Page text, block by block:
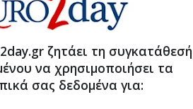
από τον Β' Παγκόσμιο
χώρας
των νοικοκυριών
ζητάει τη συγκατάθεσή
να χρησιμοποιήσει τα
σας δεδομένα για: